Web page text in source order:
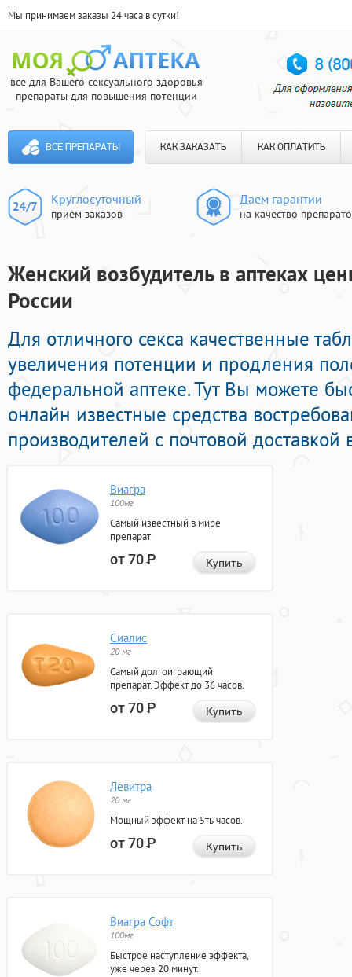
Мы принимаем заказы 24 часа в сутки!
все для Вашего сексуального здоровья
препараты для повышения потенции
ВСЕ ПРЕПАРАТЫ КАК ЗАКАЗАТЬ КАК ОПЛАТИТЬ
Круглосуточный
прием заказов
Даем гарантии
на качество
Женский возбудитель в аптеках
России
Для отличного секса качественные
увеличения потенции и продления
федеральной аптеке. Тут Вы можете
онлайн известные средства
производителей с почтовой доставкой
Виагра
100мг
Самый известный в мире
препарат
от 70Р Купить
Сиалис
20 мг
Самый долгоиграющий
препарат. Эффект до 36 часов.
от 70Р Купить
Левитра
20 мг
Мощный эффект на 5ть часов.
от 70Р Купить
Виагра Софт
100мг
Быстрое наступление эффекта,
уже через 20 минут.